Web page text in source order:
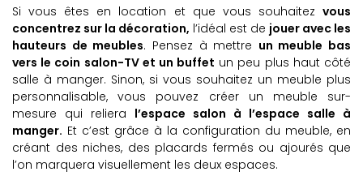
Si vous êtes en location et que vous souhaitez vous
concentrez sur la décoration, l’idéal est de jouer avec les
hauteurs de meubles. Pensez à mettre un meuble bas
vers le coin salon-TV et un buffet un peu plus haut côté
salle à manger. Sinon, si vous souhaitez un meuble plus
personnalisable, vous pouvez créer un meuble sur-
mesure qui reliera l’espace salon à l’espace salle à
manger. Et c’est grâce à la configuration du meuble, en
créant des niches, des placards fermés ou ajourés que
l’on marquera visuellement les deux espaces.